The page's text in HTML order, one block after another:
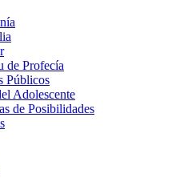
de Profecía
Públicos
Adolescente
de Posibilidades